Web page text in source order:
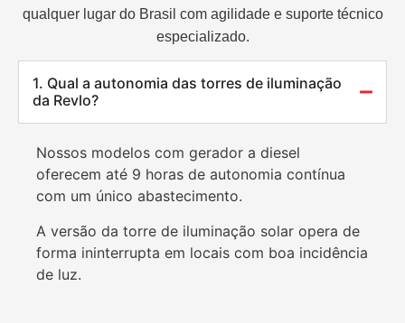
qualquer lugar do Brasil com agilidade e suporte técnico
especializado.
1. Qual a autonomia das torres de iluminação
da Revlo?
Nossos modelos com gerador a diesel
oferecem até 9 horas de autonomia contínua
com um único abastecimento.
A versão da torre de iluminação solar opera de
forma ininterrupta em locais com boa incidência
de luz.